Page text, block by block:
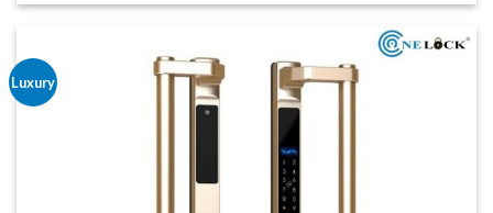
Luxury